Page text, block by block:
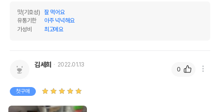
* 브랜드사에서 제공한 정보로 모든 책임은 브랜드사에 있습니다.
펫파운드 캣 미니스틱 가다랑어&새우살
받았음을 확인할수 있는
맛(기호성)
잘 먹어요
유통기한
아주 넉넉해요
가성비
최고에요
김세희 2022.01.13
첫구매
0